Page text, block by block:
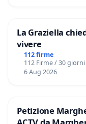
La Graziella
vivere
112 firme
112 Firme / 30 giorni
6 Aug 2026
Petizione